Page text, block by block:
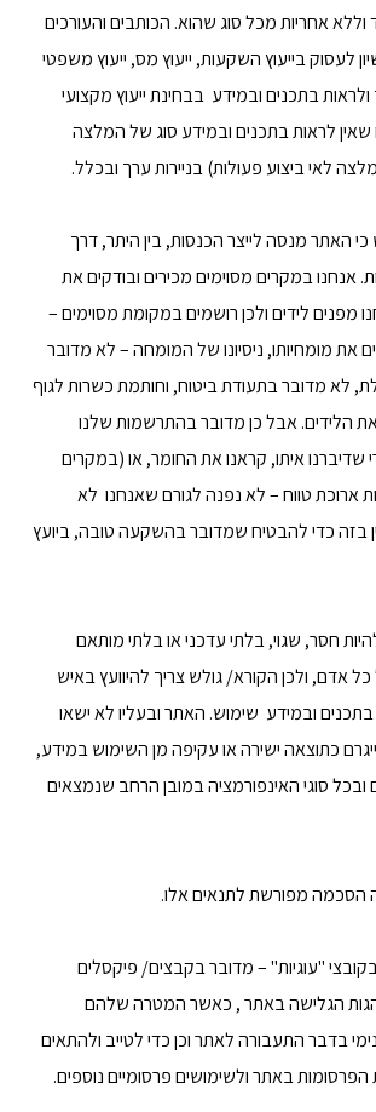
וללא אחריות מכל סוג שהוא. הכותבים והעורכים
לעסוק בייעוץ השקעות, ייעוץ מס, ייעוץ משפטי
בתכנים ובמידע בבחינת ייעוץ מקצועי
לראות בתכנים ובמידע סוג של המלצה
לאי ביצוע פעולות) בניירות ערך ובכלל.
האתר מנסה לייצר הכנסות, בין היתר, דרך
אנחנו במקרים מסוימים מכירים ובודקים את
מפנים לידים ולכן רושמים במקומת מסוימים –
את מומחיותו, ניסיונו של המומחה – לא מדובר
לא מדובר בתעודת ביטוח, וחותמת כשרות לגוף
הלידים. אבל כן מדובר בהתרשמות שלנו
שדיברנו איתו, קראנו את החומר, או (במקרים
ארוכת טווח – לא נפנה לגורם שאנחנו לא
בזה כדי להבטיח שמדובר בהשקעה טובה, ביועץ
חסר, שגוי, בלתי עדכני או בלתי מותאם
אדם, ולכן הקורא/ גולש צריך להיוועץ באיש
ובמידע שימוש. האתר ובעליו לא ישאו
כתוצאה ישירה או עקיפה מן השימוש במידע,
סוגי האינפורמציה במובן הרחב שנמצאים
הסכמה מפורשת לתנאים אלו.
"עוגיות" – מדובר בקבצים/ פיקסלים
הגלישה באתר , כאשר המטרה שלהם
בדבר התעבורה לאתר וכן כדי לטייב ולהתאים
באתר ולשימושים פרסומיים נוספים.